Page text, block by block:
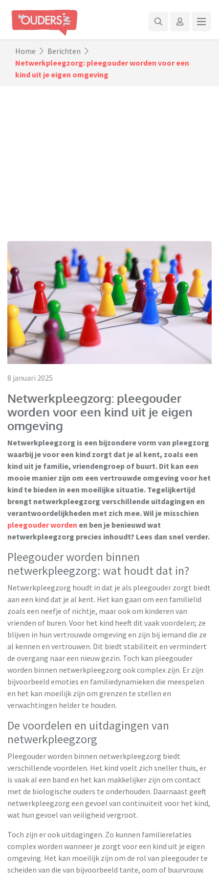
Home
Berichten
Netwerkpleegzorg: pleegouder worden voor een
kind uit je eigen omgeving
8 januari 2025
Netwerkpleegzorg: pleegouder
worden voor een kind uit je eigen
omgeving
Netwerkpleegzorg is een bijzondere vorm van pleegzorg
waarbij je voor een kind zorgt dat je al kent, zoals een
kind uit je familie, vriendengroep of buurt. Dit kan een
mooie manier zijn om een vertrouwde omgeving voor het
kind te bieden in een moeilijke situatie. Tegelijkertijd
brengt netwerkpleegzorg verschillende uitdagingen en
verantwoordelijkheden met zich mee. Wil je misschien
pleegouder worden en ben je benieuwd wat
netwerkpleegzorg precies inhoudt? Lees dan snel verder.
Pleegouder worden binnen
netwerkpleegzorg: wat houdt dat in?
Netwerkpleegzorg houdt in dat je als pleegouder zorgt biedt
aan een kind dat je al kent. Het kan gaan om een familielid
zoals een neefje of nichtje, maar ook om kinderen van
vrienden of buren. Voor het kind heeft dit vaak voordelen; ze
blijven in hun vertrouwde omgeving en zijn bij iemand die ze
al kennen en vertrouwen. Dit biedt stabiliteit en vermindert
de overgang naar een nieuw gezin. Toch kan pleegouder
worden binnen netwerkpleegzorg ook complex zijn. Er zijn
bijvoorbeeld emoties en familiedynamieken die meespelen
en het kan moeilijk zijn om grenzen te stellen en
verwachtingen helder te houden.
De voordelen en uitdagingen van
netwerkpleegzorg
Pleegouder worden binnen netwerkpleegzorg biedt
verschillende voordelen. Het kind voelt zich sneller thuis, er
is vaak al een band en het kan makkelijker zijn om contact
met de biologische ouders te onderhouden. Daarnaast geeft
netwerkpleegzorg een gevoel van continuïteit voor het kind,
wat hun gevoel van veiligheid vergroot.
Toch zijn er ook uitdagingen. Zo kunnen familierelaties
complex worden wanneer je zorgt voor een kind uit je eigen
omgeving. Het kan moeilijk zijn om de rol van pleegouder te
scheiden van die van bijvoorbeeld tante, oom of buurvrouw.